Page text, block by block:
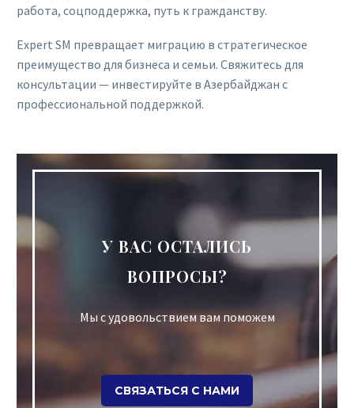
работа, соцподдержка, путь к гражданству.
Expert SM превращает миграцию в стратегическое
преимущество для бизнеса и семьи. Свяжитесь для
консультации — инвестируйте в Азербайджан с
профессиональной поддержкой.
У ВАС ОСТАЛИСЬ
ВОПРОСЫ?
Мы с удовольствием вам поможем
СВЯЗАТЬСЯ С НАМИ